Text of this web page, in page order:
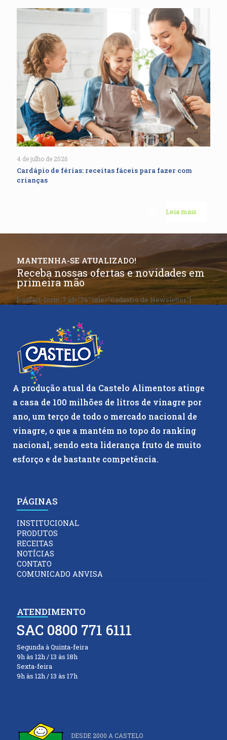
4 de julho de 2026
Cardápio de férias: receitas fáceis para fazer com
crianças
Leia mais
MANTENHA-SE ATUALIZADO!
Receba nossas ofertas e novidades em
primeira mão
[contact-form-7 id="76" title="Cadastro de Newsletter"]
A produção atual da Castelo Alimentos atinge
a casa de 100 milhões de litros de vinagre por
ano, um terço de todo o mercado nacional de
vinagre, o que a mantém no topo do ranking
nacional, sendo esta liderança fruto de muito
esforço e de bastante competência.
PÁGINAS
INSTITUCIONAL
PRODUTOS
RECEITAS
NOTÍCIAS
CONTATO
COMUNICADO ANVISA
ATENDIMENTO
SAC 0800 771 6111
Segunda à Quinta-feira
9h às 12h / 13 às 18h
Sexta-feira
9h às 12h / 13 às 17h
DESDE 2000 A CASTELO